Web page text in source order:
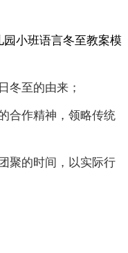
冬至的由来；
合作精神，领略传统
聚的时间，以实际行
园小班语言冬至教案模